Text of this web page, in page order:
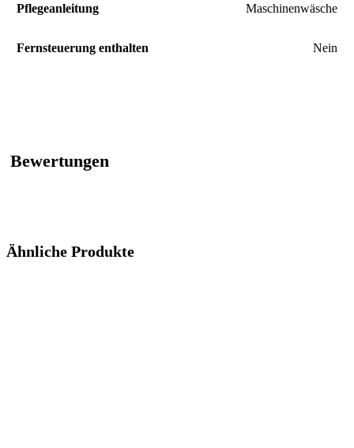
Pflegeanleitung ‎Maschinenwäsche
Fernsteuerung enthalten ‎Nein
Bewertungen
Ähnliche Produkte